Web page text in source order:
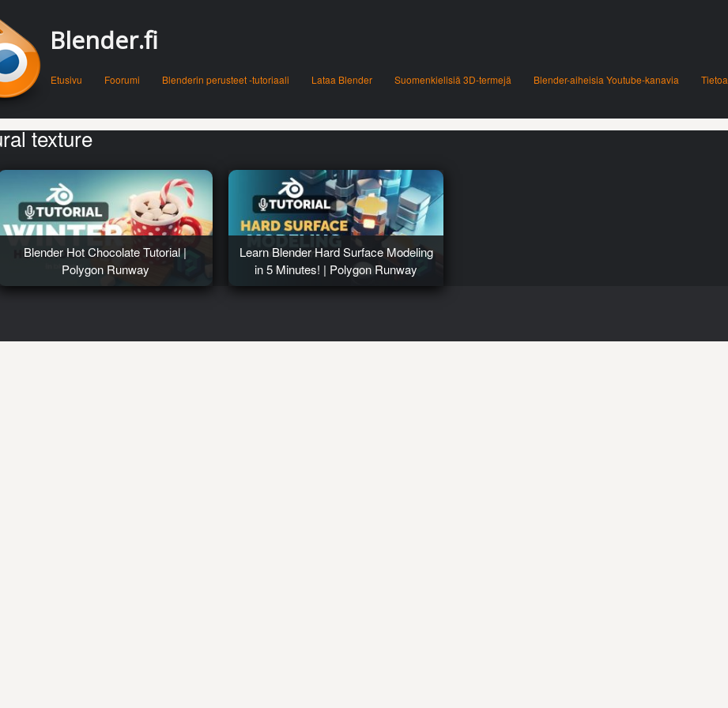
Blender.fi
Etusivu Foorumi Blenderin perusteet -tutoriaali Lataa Blender Suomenkielisiä 3D-termejä Blender-aiheisia Youtube-kanavia Tietoa
texture
Blender Hot Chocolate Tutorial |
Polygon Runway
Learn Blender Hard Surface Modeling
in 5 Minutes! | Polygon Runway